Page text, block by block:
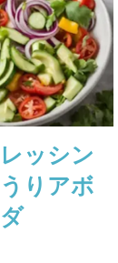
ッシン
りアボ